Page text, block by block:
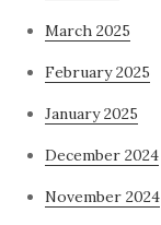
March 2025
February 2025
January 2025
December 2024
November 2024